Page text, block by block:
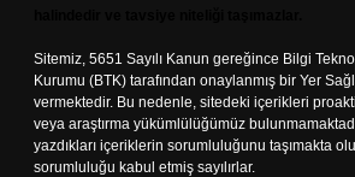
Sitemiz, 5651 Sayılı Kanun gereğince Bilgi
Kurumu (BTK) tarafından onaylanmış bir Yer
vermektedir. Bu nedenle, sitedeki içerikleri
veya araştırma yükümlülüğümüz
yazdıkları içeriklerin sorumluluğunu taşımakta
sorumluluğu kabul etmiş sayılırlar.